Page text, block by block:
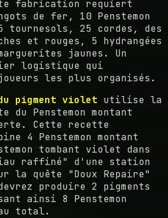
fabrication requiert
de fer, 10 Penstemon
tournesols, 25 cordes, des
et rouges, 5 hydrangées
jaunes. Un
logistique qui
les plus organisés.
pigment violet utilise la
Penstemon montant
Cette recette
4 Penstemon montant
tombant violet dans
raffiné" d'une station
la quête "Doux Repaire"
produire 2 pigments
ainsi 8 Penstemon
total.